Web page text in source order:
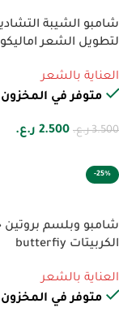
شامبو الشيبة
لتطويل الشعر اماليكو
العناية بالشعر
متوفر في المخزون
3.500 ر.ع. 2.500 ر.ع.
-25%
شامبو وبلسم بروتين
الكربيتات butterfiy
العناية بالشعر
متوفر في المخزون